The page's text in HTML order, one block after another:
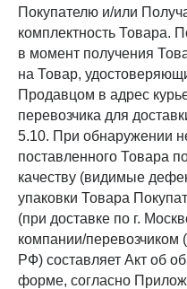
Покупателю и/или
комплектность Товара.
в момент получения
на Товар,
Продавцом в адрес
перевозчика для
5.10. При обнаружении
поставленного Товара
качеству (видимые
упаковки Товара
(при доставке по г.
компании/перевозчиком
РФ) составляет Акт об
форме, согласно